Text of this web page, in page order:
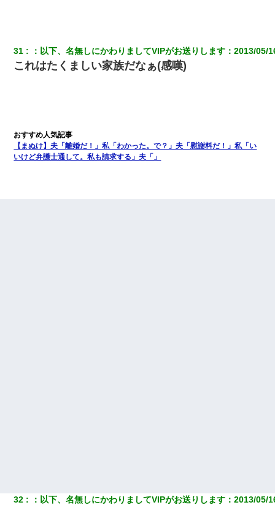
31 ： 以下、名無しにかわりましてVIPがお送りします ：2013/05/
これはたくましい家族だなぁ(感嘆)
【まぬけ】夫「離婚だ！」私「わかった。で？」夫「慰謝料だ！」私「い
いけど弁護士通して。私も請求する」夫「」
32 ： 以下、名無しにかわりましてVIPがお送りします ：2013/05/